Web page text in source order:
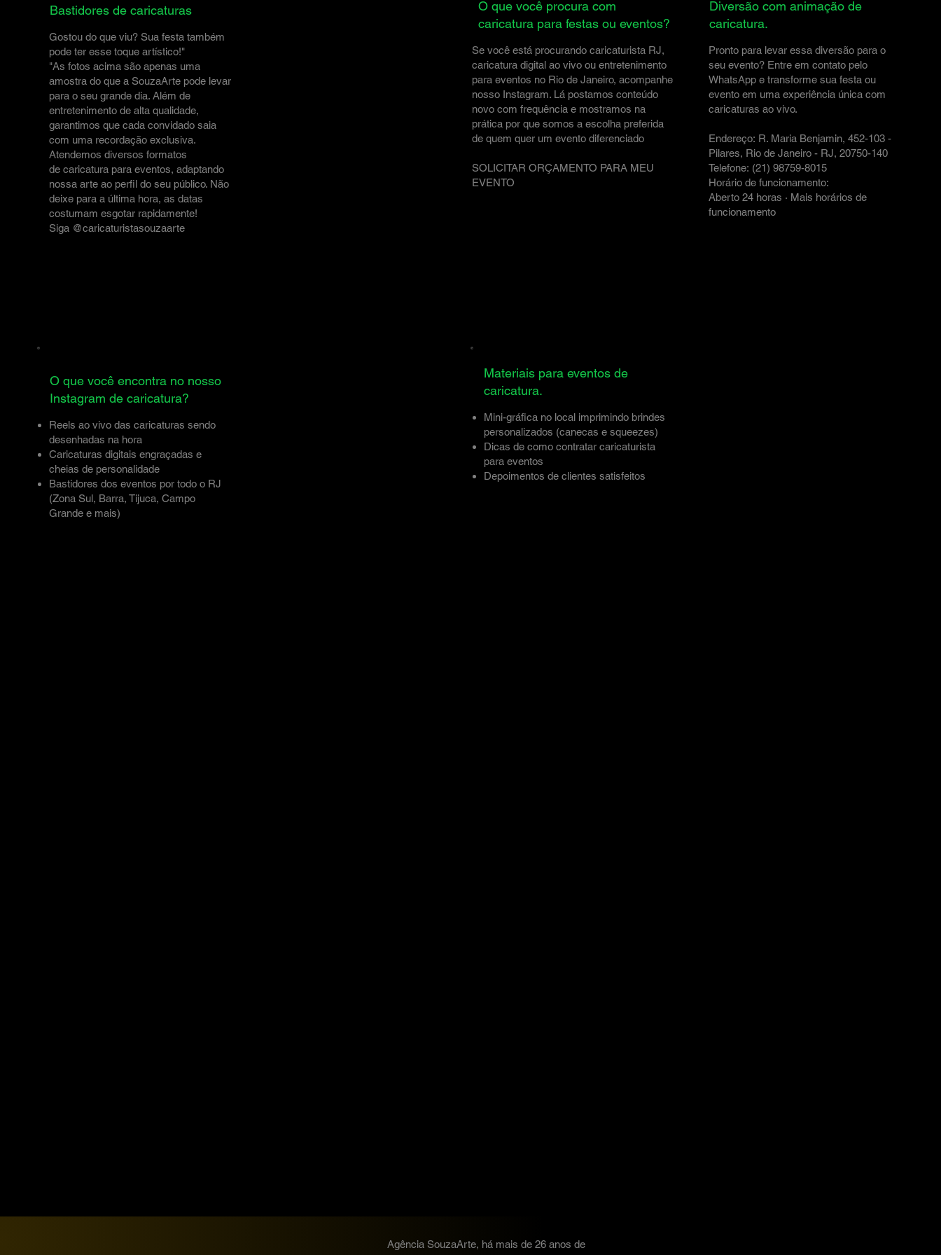
Bastidores de caricaturas
Gostou do que viu? Sua festa também
pode ter esse toque artístico!"
"As fotos acima são apenas uma
amostra do que a SouzaArte pode levar
para o seu grande dia. Além de
entretenimento de alta qualidade,
garantimos que cada convidado saia
com uma recordação exclusiva.
Atendemos diversos formatos
de caricatura para eventos, adaptando
nossa arte ao perfil do seu público. Não
deixe para a última hora, as datas
costumam esgotar rapidamente!
Siga @caricaturistasouzaarte
O que você procura com
caricatura para festas ou eventos?
Se você está procurando caricaturista RJ,
caricatura digital ao vivo ou entretenimento
para eventos no Rio de Janeiro, acompanhe
nosso Instagram. Lá postamos conteúdo
novo com frequência e mostramos na
prática por que somos a escolha preferida
de quem quer um evento diferenciado
SOLICITAR ORÇAMENTO PARA MEU
EVENTO
Diversão com animação de
caricatura.
Pronto para levar essa diversão para o
seu evento? Entre em contato pelo
WhatsApp e transforme sua festa ou
evento em uma experiência única com
caricaturas ao vivo.
Endereço: R. Maria Benjamin, 452-103 -
Pilares, Rio de Janeiro - RJ, 20750-140
Telefone: (21) 98759-8015
Horário de funcionamento:
Aberto 24 horas · Mais horários de
funcionamento
O que você encontra no nosso
Instagram de caricatura?
Reels ao vivo das caricaturas sendo
desenhadas na hora
Caricaturas digitais engraçadas e
cheias de personalidade
Bastidores dos eventos por todo o RJ
(Zona Sul, Barra, Tijuca, Campo
Grande e mais)
Materiais para eventos de
caricatura.
Mini-gráfica no local imprimindo brindes
personalizados (canecas e squeezes)
Dicas de como contratar caricaturista
para eventos
Depoimentos de clientes satisfeitos
Agência SouzaArte, há mais de 26 anos de